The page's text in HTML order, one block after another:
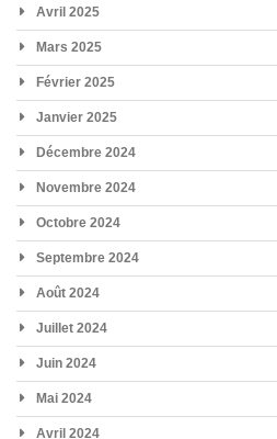
Avril 2025
Mars 2025
Février 2025
Janvier 2025
Décembre 2024
Novembre 2024
Octobre 2024
Septembre 2024
Août 2024
Juillet 2024
Juin 2024
Mai 2024
Avril 2024